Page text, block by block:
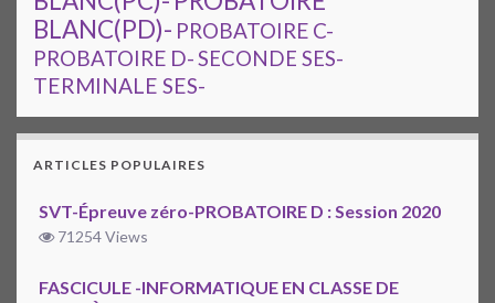
BLANC(PD)- PROBATOIRE C-
PROBATOIRE D-SECONDE SES-
TERMINALE SES-
ARTICLES POPULAIRES
SVT-Épreuve zéro-PROBATOIRE D : Session 2020
71254 Views
FASCICULE -INFORMATIQUE EN CLASSE DE